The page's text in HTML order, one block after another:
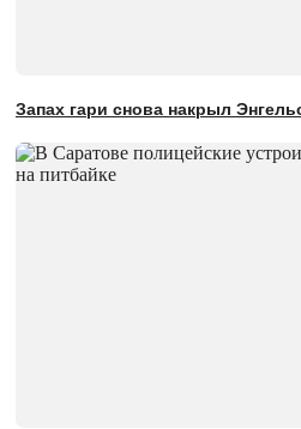
Запах гари снова накрыл